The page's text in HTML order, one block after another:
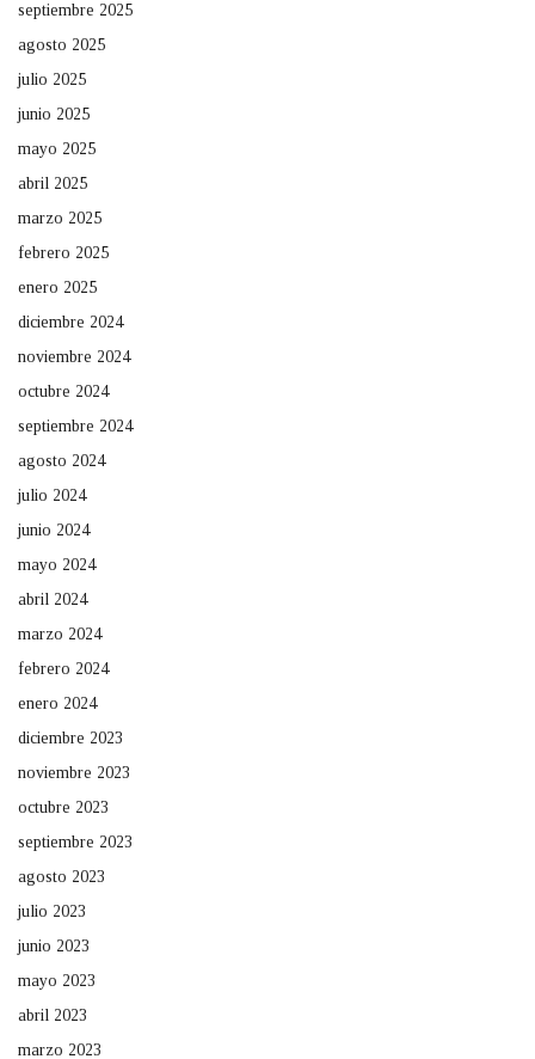
septiembre 2025
agosto 2025
julio 2025
junio 2025
mayo 2025
abril 2025
marzo 2025
febrero 2025
enero 2025
diciembre 2024
noviembre 2024
octubre 2024
septiembre 2024
agosto 2024
julio 2024
junio 2024
mayo 2024
abril 2024
marzo 2024
febrero 2024
enero 2024
diciembre 2023
noviembre 2023
octubre 2023
septiembre 2023
agosto 2023
julio 2023
junio 2023
mayo 2023
abril 2023
marzo 2023